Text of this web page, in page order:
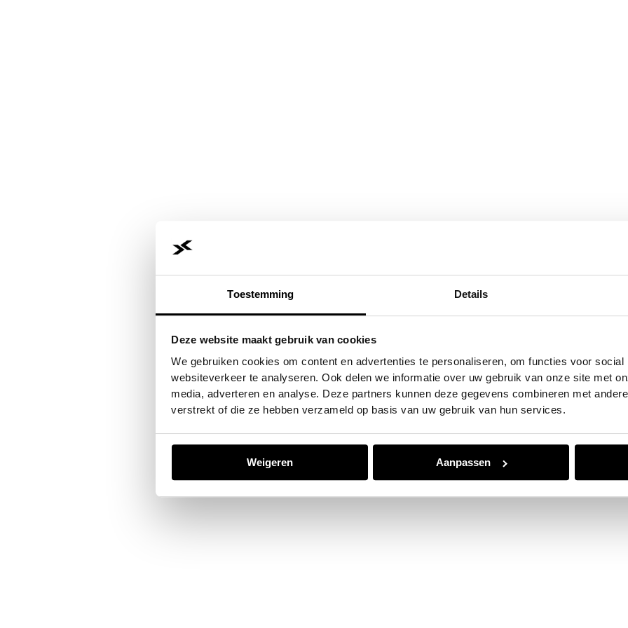
Toestemming Details
Deze website maakt gebruik van cookies
We gebruiken cookies om content en advertenties te personaliseren, om functies voor
websiteverkeer te analyseren. Ook delen we informatie over uw gebruik van onze site met
media, adverteren en analyse. Deze partners kunnen deze gegevens combineren met
verstrekt of die ze hebben verzameld op basis van uw gebruik van hun services.
Weigeren Aanpassen
Application error: aclient-side exception has occurred while loadingwww.jvk.nl(see the